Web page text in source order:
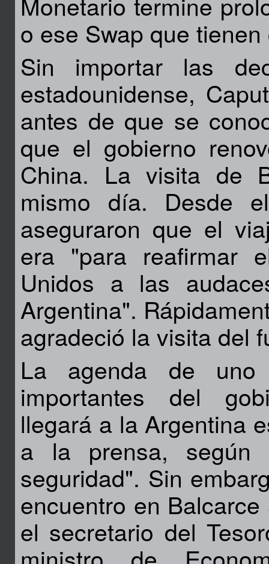
o ese Swap que
Sin importar las
estadounidense,
antes de que se
que el gobierno
China. La visita de
mismo día. Desde
aseguraron que el
era "para reafirmar
Unidos a las
Argentina".
agradeció la visita del
La agenda de uno
importantes del
llegará a la Argentina
a la prensa, según
seguridad". Sin
encuentro en
el secretario del